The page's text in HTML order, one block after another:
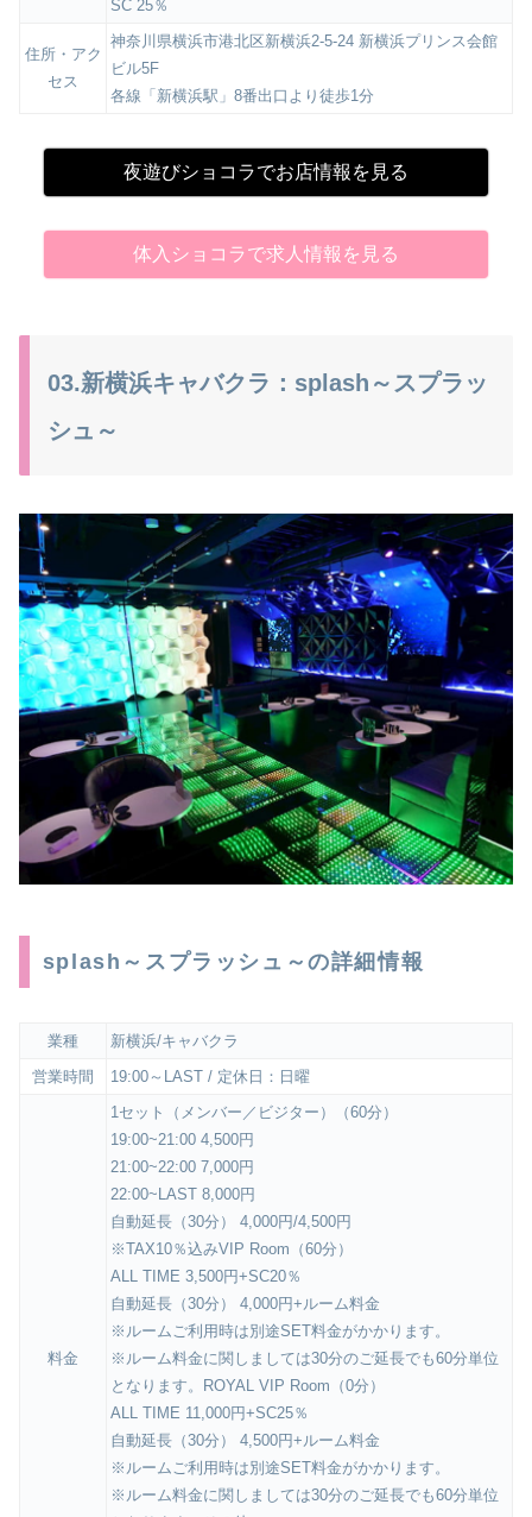
SC 25％
住所・アク
セス
神奈川県横浜市港北区新横浜2-5-24 新横浜プリンス会館
ビル5F
各線「新横浜駅」8番出口より徒歩1分
夜遊びショコラでお店情報を見る
体入ショコラで求人情報を見る
03.新横浜キャバクラ：splash～スプラッ
シュ～​
splash～スプラッシュ～​の詳細情報
業種
新横浜/キャバクラ
営業時間
19:00～LAST / 定休日：日曜
料金
1セット（メンバー／ビジター）（60分）
19:00~21:00 4,500円
21:00~22:00 7,000円
22:00~LAST 8,000円
自動延長（30分） 4,000円/4,500円
※TAX10％込みVIP Room（60分）
ALL TIME 3,500円+SC20％
自動延長（30分） 4,000円+ルーム料金
※ルームご利用時は別途SET料金がかかります。
※ルーム料金に関しましては30分のご延長でも60分単位
となります。ROYAL VIP Room（0分）
ALL TIME 11,000円+SC25％
自動延長（30分） 4,500円+ルーム料金
※ルームご利用時は別途SET料金がかかります。
※ルーム料金に関しましては30分のご延長でも60分単位